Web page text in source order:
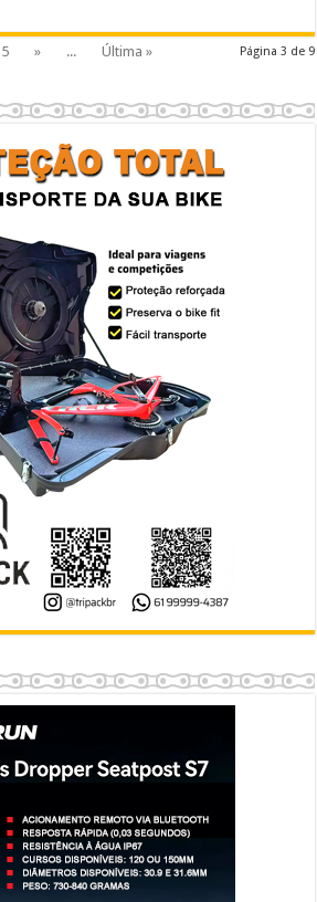
Página 3 de 9
5 » ... Última »